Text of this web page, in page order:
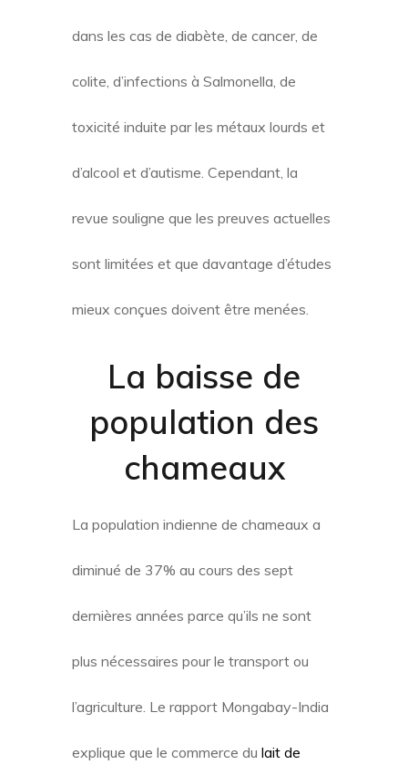
dans les cas de diabète, de cancer, de
colite, d’infections à Salmonella, de
toxicité induite par les métaux lourds et
d’alcool et d’autisme. Cependant, la
revue souligne que les preuves actuelles
sont limitées et que davantage d’études
mieux conçues doivent être menées.
La baisse de
population des
chameaux
La population indienne de chameaux a
diminué de 37% au cours des sept
dernières années parce qu’ils ne sont
plus nécessaires pour le transport ou
l’agriculture. Le rapport Mongabay-India
explique que le commerce du lait de